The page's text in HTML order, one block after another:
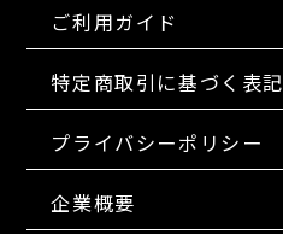
ご利用ガイド
特定商取引に基づく表記
プライバシーポリシー
企業概要